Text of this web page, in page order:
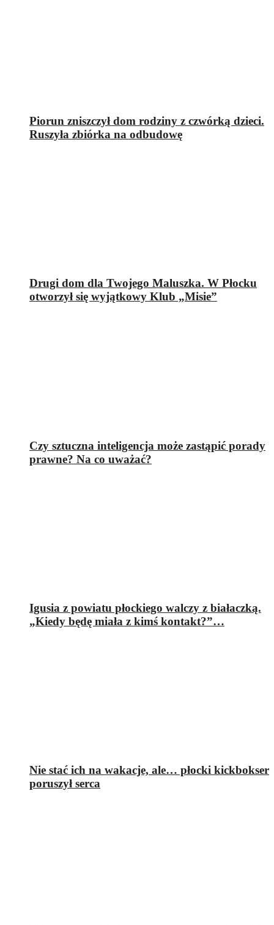
Piorun zniszczył dom rodziny z czwórką dzieci.
Ruszyła zbiórka na odbudowę
Drugi dom dla Twojego Maluszka. W Płocku
otworzył się wyjątkowy Klub „Misie”
Czy sztuczna inteligencja może zastąpić porady
prawne? Na co uważać?
Igusia z powiatu płockiego walczy z białaczką.
„Kiedy będę miała z kimś kontakt?”…
Nie stać ich na wakacje, ale… płocki kickbokser
poruszył serca